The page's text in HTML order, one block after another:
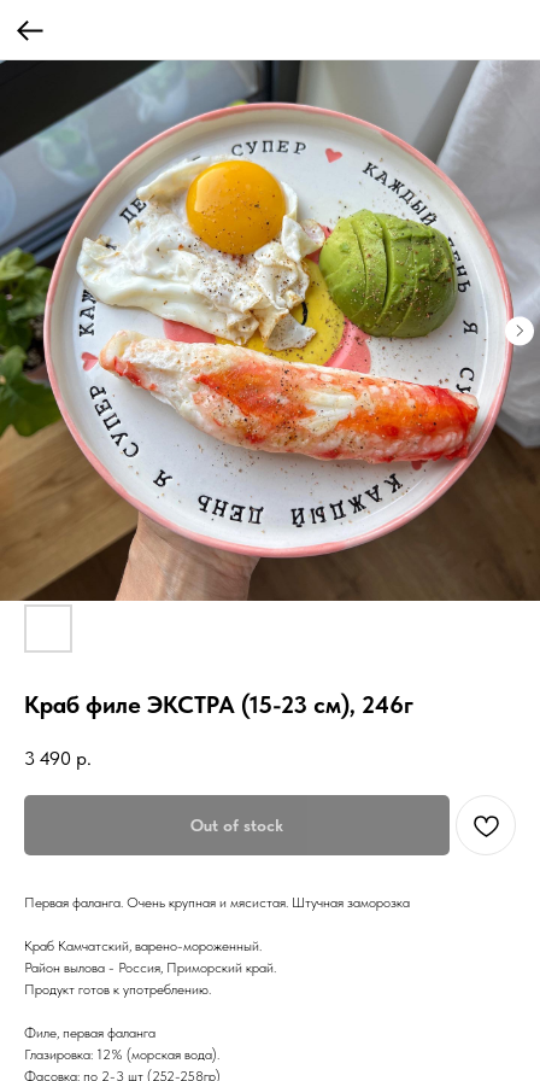
Краб филе ЭКСТРА (15-23 см), 246г
3 490 р.
Out of stock
Первая фаланга. Очень крупная и мясистая. Штучная заморозка
Краб Камчатский, варено-мороженный.
Район вылова - Россия, Приморский край.
Продукт готов к употреблению.
Филе, первая фаланга
Глазировка: 12% (морская вода).
Фасовка: по 2-3 шт (252-258гр)